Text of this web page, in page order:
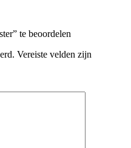
te beoordelen
Vereiste velden zijn